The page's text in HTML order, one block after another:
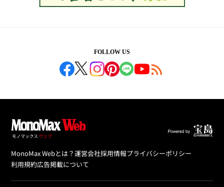
FOLLOW US
MonoMax Webとは？運営会社採用情報プライバシーポリシー
利用規約広告掲載について